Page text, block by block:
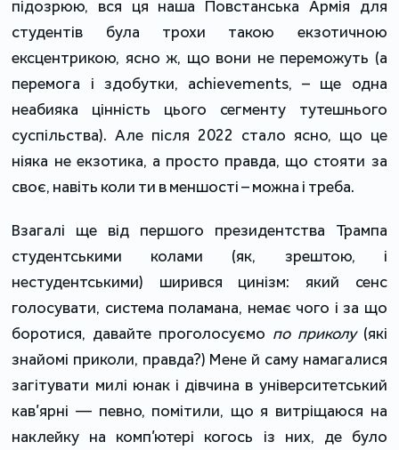
підозрюю, вся ця наша Повстанська Армія для
студентів була трохи такою екзотичною
ексцентрикою, ясно ж, що вони не переможуть (а
перемога і здобутки, achievements, – ще одна
неабияка цінність цього сегменту тутешнього
суспільства). Але після 2022 стало ясно, що це
ніяка не екзотика, а просто правда, що стояти за
своє, навіть коли ти в меншості – можна і треба.
Взагалі ще від першого президентства Трампа
студентськими колами (як, зрештою, і
нестудентськими) ширився цинізм: який сенс
голосувати, система поламана, немає чого і за що
боротися, давайте проголосуємо по приколу(які
знайомі приколи, правда?) Мене й саму намагалися
загітувати милі юнак і дівчина в університетський
кав’ярні — певно, помітили, що я витріщаюся на
наклейку на комп’ютері когось із них, де було